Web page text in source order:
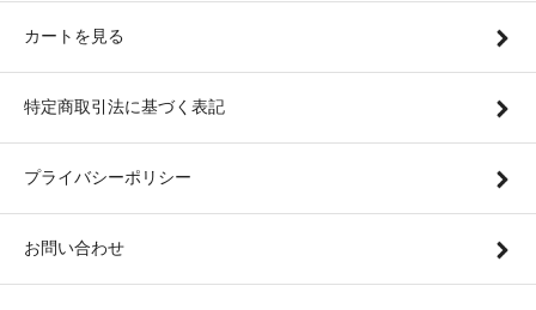
カートを見る
特定商取引法に基づく表記
プライバシーポリシー
お問い合わせ